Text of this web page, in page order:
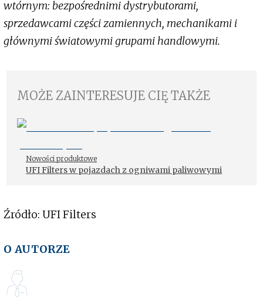
wtórnym: bezpośrednimi dystrybutorami,
sprzedawcami części zamiennych, mechanikami i
głównymi światowymi grupami handlowymi.
MOŻE ZAINTERESUJE CIĘ TAKŻE
Nowości produktowe
UFI Filters w pojazdach z ogniwami paliwowymi
Źródło: UFI Filters
O AUTORZE